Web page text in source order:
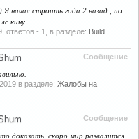
начал строить года 2 назад , по
кину...
, ответов - 1, в разделе: Build
Сообщение
в разделе: Жалобы на
Сообщение
доказать, скоро мир развалится